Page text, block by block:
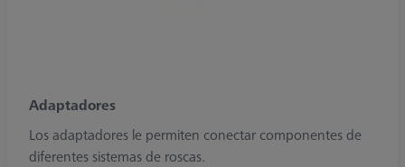
Adaptadores
Los adaptadores le permiten conectar componentes de
diferentes sistemas de roscas.